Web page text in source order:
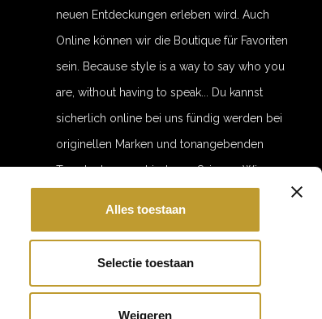
Alles toestaan
Selectie toestaan
Weigeren
neuen Entdeckungen erleben wird. Auch
Online können wir die Boutique für Favoriten
sein. Because style is a way to say who you
are, without having to speak... Du kannst
sicherlich online bei uns fündig werden bei
originellen Marken und tonangebenden
Trends der verschiedenen Saisons. Wir
5% off for your next order
Subscribe to our newsletter to stay updated about our newest
purchase! 😀